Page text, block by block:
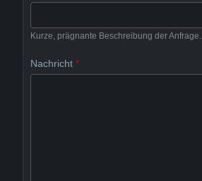
Kurze, prägnante Beschreibung der Anfrage.
Nachricht *